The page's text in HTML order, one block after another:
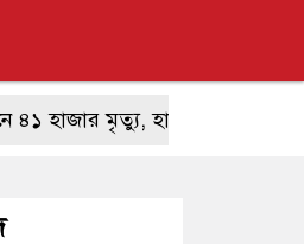
মৃত্যু, হাসপাতালে ভর্তি ৩ লাখ